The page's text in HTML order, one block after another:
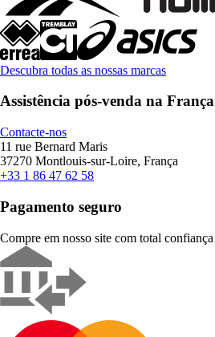
Descubra todas as nossas marcas
Assistência pós-venda na França
Contacte-nos
11 rue Bernard Maris
37270 Montlouis-sur-Loire, França
+33 1 86 47 62 58
Pagamento seguro
Compre em nosso site com total confiança